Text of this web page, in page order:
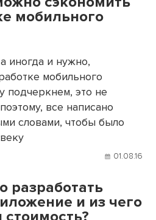
мобильного
иногда и нужно,
мобильного
подчеркнем, это не
все написано
словами, чтобы было
01.08.16
разработать
и из чего